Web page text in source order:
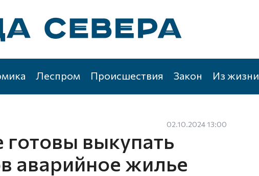
Леспром Происшествия Закон Из жизни
02.10.2024 13:00
готовы выкупать
аварийное жилье